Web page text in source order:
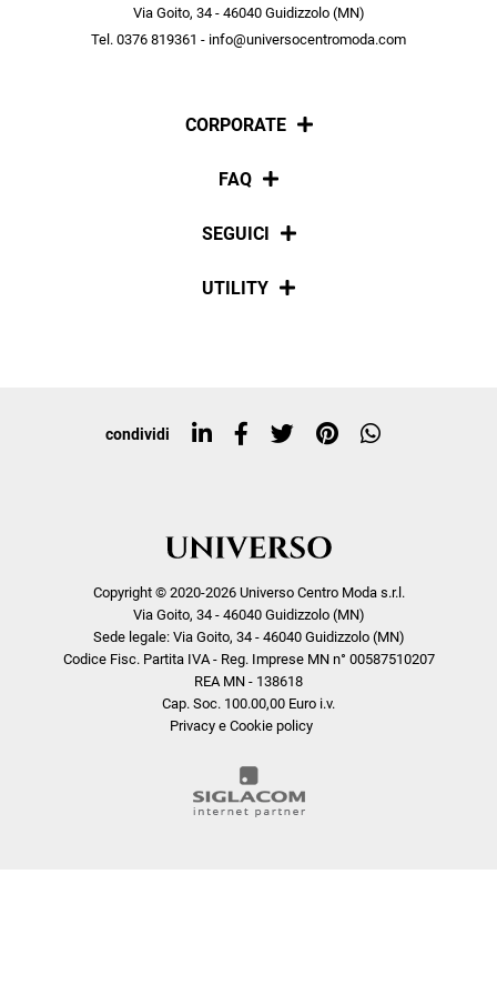
Via Goito, 34 - 46040 Guidizzolo (MN)
Tel. 0376 819361 - info@universocentromoda.com
CORPORATE
Chi siamo
FAQ
Pagamenti
SEGUICI
Social
UTILITY
Top ricerche
condividi
Copyright © 2020-2026 Universo Centro Moda s.r.l.
Via Goito, 34 - 46040 Guidizzolo (MN)
Sede legale: Via Goito, 34 - 46040 Guidizzolo (MN)
Codice Fisc. Partita IVA - Reg. Imprese MN n° 00587510207
REA MN - 138618
Cap. Soc. 100.00,00 Euro i.v.
Privacy e Cookie policy
scopri in anteprima le offerte in esclusiva a te riservate.
ISCRIVITI